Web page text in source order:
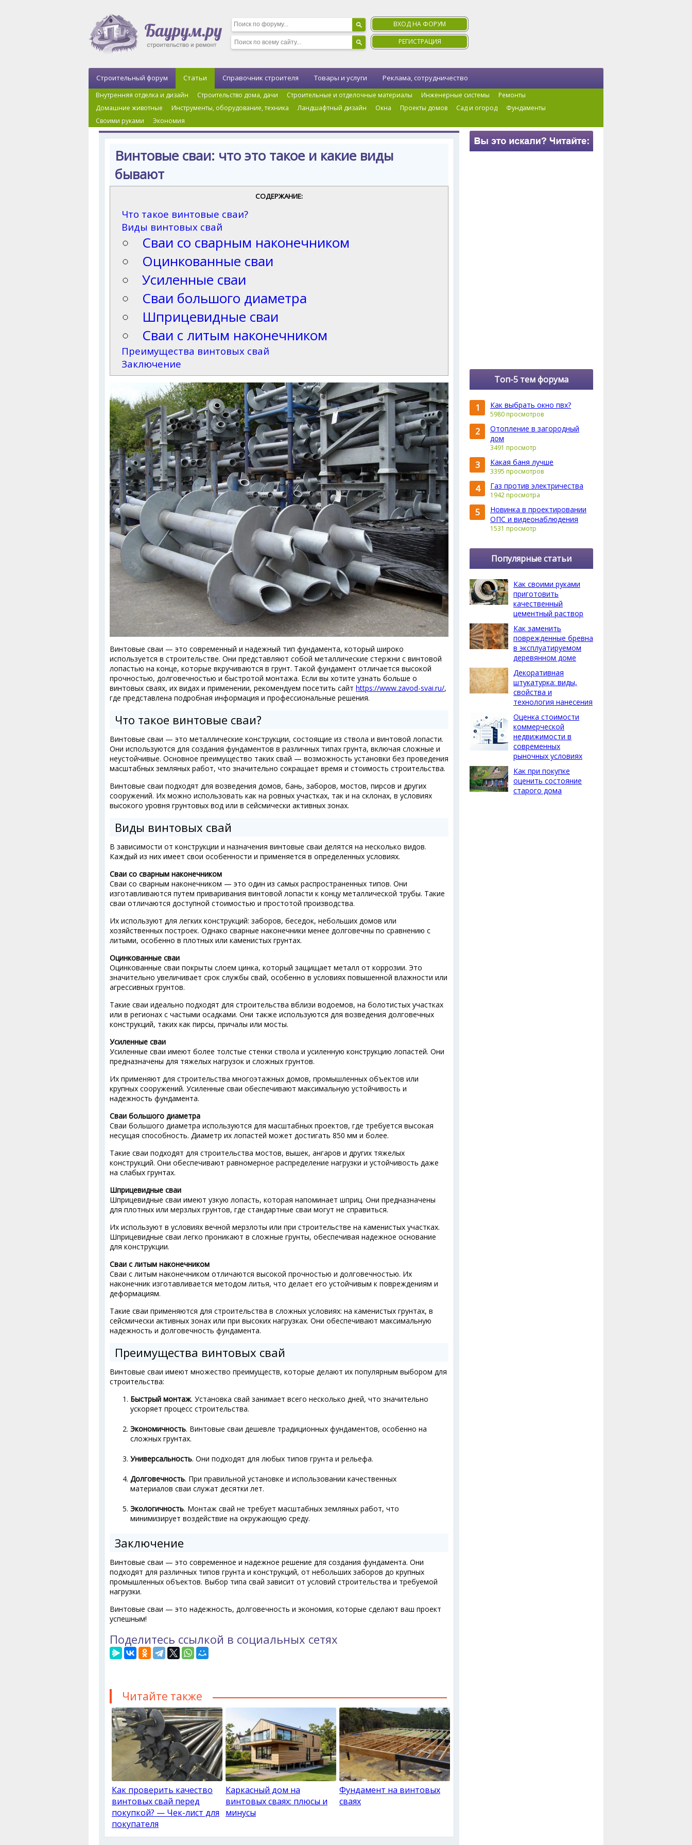
ВХОД НА ФОРУМ
РЕГИСТРАЦИЯ
Строительный форум Статьи
Внутренняя отделка и дизайн Строительство дома, дачи Строительные и отделочные материалы Инженерные системы
Ремонты
Домашние животные
Инструменты, оборудование, техника Ландшафтный дизайн Окна Проекты домов Сад и огород
Фундаменты
Своими руками
Экономия
Справочник строителя Товары и услуги Реклама, сотрудничество
Главная ›Фундаменты›Свайный фундамент
Винтовые сваи: что это такое и какие виды
бывают
СОДЕРЖАНИЕ:
Что такое винтовые сваи?
Виды винтовых свай
Сваи со сварным наконечником
Оцинкованные сваи
Усиленные сваи
Сваи большого диаметра
Шприцевидные сваи
Сваи с литым наконечником
Преимущества винтовых свай
Заключение
Винтовые сваи — это современный и надежный тип фундамента, который широко
используется в строительстве. Они представляют собой металлические стержни с винтовой
лопастью на конце, которые вкручиваются в грунт. Такой фундамент отличается высокой
прочностью, долговечностью и быстротой монтажа. Если вы хотите узнать больше о
винтовых сваях, их видах и применении, рекомендуем посетить сайт https://www.zavod-svai.ru/,
где представлена подробная информация и профессиональные решения.
Что такое винтовые сваи?
Винтовые сваи — это металлические конструкции, состоящие из ствола и винтовой лопасти.
Они используются для создания фундаментов в различных типах грунта, включая сложные и
неустойчивые. Основное преимущество таких свай — возможность установки без проведения
масштабных земляных работ, что значительно сокращает время и стоимость строительства.
Винтовые сваи подходят для возведения домов, бань, заборов, мостов, пирсов и других
сооружений. Их можно использовать как на ровных участках, так и на склонах, в условиях
высокого уровня грунтовых вод или в сейсмически активных зонах.
Виды винтовых свай
В зависимости от конструкции и назначения винтовые сваи делятся на несколько видов.
Каждый из них имеет свои особенности и применяется в определенных условиях.
Сваи со сварным наконечником
Сваи со сварным наконечником — это один из самых распространенных типов. Они
изготавливаются путем приваривания винтовой лопасти к концу металлической трубы. Такие
сваи отличаются доступной стоимостью и простотой производства.
Их используют для легких конструкций: заборов, беседок, небольших домов или
хозяйственных построек. Однако сварные наконечники менее долговечны по сравнению с
литыми, особенно в плотных или каменистых грунтах.
Оцинкованные сваи
Оцинкованные сваи покрыты слоем цинка, который защищает металл от коррозии. Это
значительно увеличивает срок службы свай, особенно в условиях повышенной влажности или
агрессивных грунтов.
Такие сваи идеально подходят для строительства вблизи водоемов, на болотистых участках
или в регионах с частыми осадками. Они также используются для возведения долговечных
конструкций, таких как пирсы, причалы или мосты.
Усиленные сваи
Усиленные сваи имеют более толстые стенки ствола и усиленную конструкцию лопастей. Они
предназначены для тяжелых нагрузок и сложных грунтов.
Их применяют для строительства многоэтажных домов, промышленных объектов или
крупных сооружений. Усиленные сваи обеспечивают максимальную устойчивость и
надежность фундамента.
Сваи большого диаметра
Сваи большого диаметра используются для масштабных проектов, где требуется высокая
несущая способность. Диаметр их лопастей может достигать 850 мм и более.
Такие сваи подходят для строительства мостов, вышек, ангаров и других тяжелых
конструкций. Они обеспечивают равномерное распределение нагрузки и устойчивость даже
на слабых грунтах.
Шприцевидные сваи
Шприцевидные сваи имеют узкую лопасть, которая напоминает шприц. Они предназначены
для плотных или мерзлых грунтов, где стандартные сваи могут не справиться.
Их используют в условиях вечной мерзлоты или при строительстве на каменистых участках.
Шприцевидные сваи легко проникают в сложные грунты, обеспечивая надежное основание
для конструкции.
Сваи с литым наконечником
Сваи с литым наконечником отличаются высокой прочностью и долговечностью. Их
наконечник изготавливается методом литья, что делает его устойчивым к повреждениям и
деформациям.
Такие сваи применяются для строительства в сложных условиях: на каменистых грунтах, в
сейсмически активных зонах или при высоких нагрузках. Они обеспечивают максимальную
надежность и долговечность фундамента.
Преимущества винтовых свай
Винтовые сваи имеют множество преимуществ, которые делают их популярным выбором для
строительства:
Быстрый монтаж. Установка свай занимает всего несколько дней, что значительно
ускоряет процесс строительства.
Экономичность. Винтовые сваи дешевле традиционных фундаментов, особенно на
сложных грунтах.
Универсальность. Они подходят для любых типов грунта и рельефа.
Долговечность. При правильной установке и использовании качественных
материалов сваи служат десятки лет.
Экологичность. Монтаж свай не требует масштабных земляных работ, что
минимизирует воздействие на окружающую среду.
Заключение
Винтовые сваи — это современное и надежное решение для создания фундамента. Они
подходят для различных типов грунта и конструкций, от небольших заборов до крупных
промышленных объектов. Выбор типа свай зависит от условий строительства и требуемой
нагрузки.
Винтовые сваи — это надежность, долговечность и экономия, которые сделают ваш проект
успешным!
Поделитесь ссылкой в социальных сетях
Читайте также
Как проверить качество
винтовых свай перед
покупкой? — Чек-лист для
покупателя
Каркасный дом на
винтовых сваях: плюсы и
минусы
Фундамент на винтовых
сваях
Топ-5 тем форума
1 Как выбрать окно пвх?
5980 просмотров
2
Отопление в загородный
дом
3491 просмотр
3 Какая баня лучше
3395 просмотров
4 Газ против электричества
1942 просмотра
5
Новинка в проектировании
ОПС и видеонаблюдения
1531 просмотр
Популярные статьи
Как своими руками
приготовить
качественный
цементный раствор
Как заменить
поврежденные бревна
в эксплуатируемом
деревянном доме
Декоративная
штукатурка: виды,
свойства и
технология нанесения
Оценка стоимости
коммерческой
недвижимости в
современных
рыночных условиях
Как при покупке
оценить состояние
старого дома